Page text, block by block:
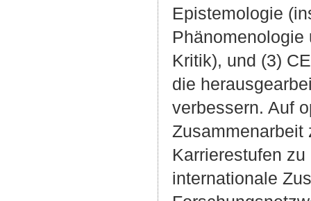
Epistemologie
Kritik), und (3)
die
verbessern. Auf
Zusammenarbeit
Karrierestufen
internationale